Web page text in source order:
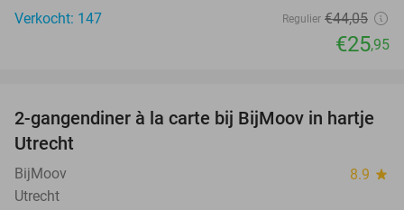
Verkocht: 147 Regulier €44,05
€25,95
40%
2-gangendiner à la carte bij BijMoov in hartje
Utrecht
BijMoov 8.9 star
Utrecht